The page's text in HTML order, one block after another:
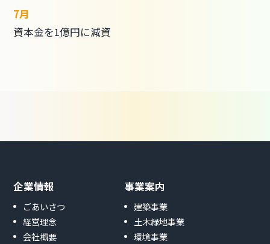
7月
資本金を1億円に減資
企業情報
ごあいさつ
経営理念
会社概要
事業案内
建築事業
土木緑地事業
環境事業